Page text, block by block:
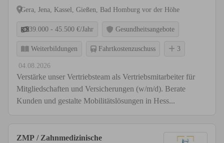
Gera, Jena, Kassel, Gießen, Bad Homburg vor der Höhe
39.000 - 45.500 €/Jahr Gesundheitsangebote
Weiterbildungen Fahrtkostenzuschuss 3
04.08.2026
Verstärke unser Vertriebsteam als Vertriebsmitarbeiter für
Mitgliedschaften und Versicherungen (w/m/d). Berate
Kunden und gestalte Mobilitätslösungen in Hess...
ZMP / Zahnmedizinische